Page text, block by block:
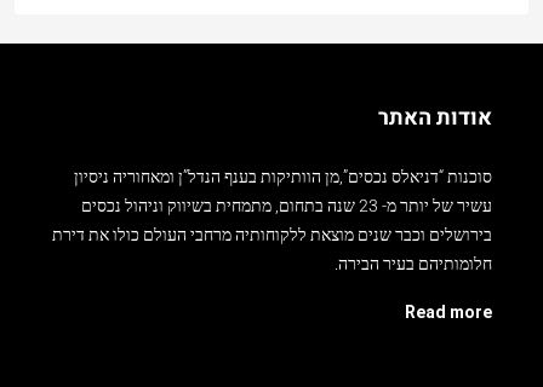
אודות האתר
סוכנות “דניאלס נכסים”,מן הוותיקות בענף הנדל”ן ומאחוריה ניסיון
עשיר של יותר מ- 23 שנה בתחום, מתמחית בשיווק וניהול נכסים
בירושלים וכבר שנים מוצאת ללקוחותיה מרחבי העולם כולו את דירת
חלומותיהם בעיר הבירה.
Read more